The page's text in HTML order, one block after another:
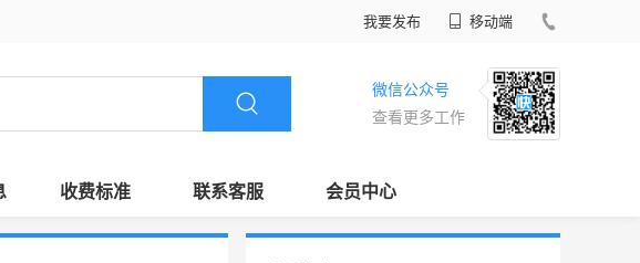
我要发布 移动端
微信公众号
查看更多工作
收费标准 联系客服 会员中心